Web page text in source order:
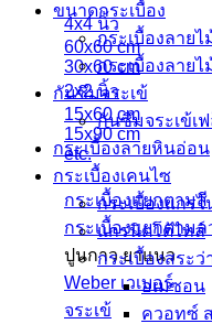
4x4 นิ้ว
60x60 cm
30x60 cm
2x2 นิ้ว
15x60 cm
15x90 cm
etc.
กระเบื้องแยกตามสี
กระเบื้องแยกตามล
ปูนกาว ยาแนว
Weber เวเบอร์
จระเข้
ขนาดกระเบื้อง
กระเบื้องลาย
กระเบื้องลาย
กันซึมจระเข้
กันซึมจระเข้เ
กระเบื้องลายหินอ่อน
กระเบื้องเคนไซ
กระเบื้องแกร
แกรนิตโต้ไทล์
กระเบื้องสระว่
อเมซอน
ควอทซ์